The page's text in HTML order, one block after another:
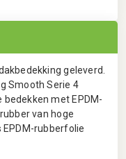
geleverd.
Smooth Serie 4
bedekken met EPDM-
van hoge
EPDM-rubberfolie